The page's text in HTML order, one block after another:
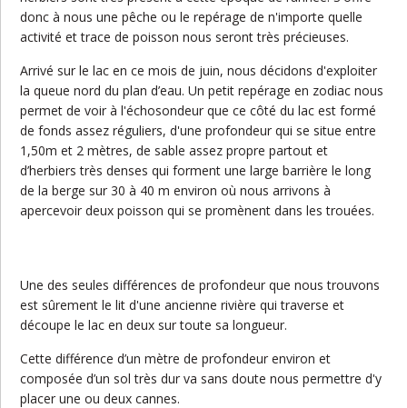
donc à nous une pêche ou le repérage de n'importe quelle
activité et trace de poisson nous seront très précieuses.
Arrivé sur le lac en ce mois de juin, nous décidons d'exploiter
la queue nord du plan d’eau. Un petit repérage en zodiac nous
permet de voir à l'échosondeur que ce côté du lac est formé
de fonds assez réguliers, d'une profondeur qui se situe entre
1,50m et 2 mètres, de sable assez propre partout et
d’herbiers très denses qui forment une large barrière le long
de la berge sur 30 à 40 m environ où nous arrivons à
apercevoir deux poisson qui se promènent dans les trouées.
Une des seules différences de profondeur que nous trouvons
est sûrement le lit d'une ancienne rivière qui traverse et
découpe le lac en deux sur toute sa longueur.
Cette différence d’un mètre de profondeur environ et
composée d’un sol très dur va sans doute nous permettre d'y
placer une ou deux cannes.